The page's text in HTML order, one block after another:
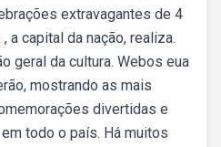
extravagantes de 4
a capital da nação, realiza.
geral da cultura. Webos eua
mostrando as mais
divertidas e
todo o país. Há muitos